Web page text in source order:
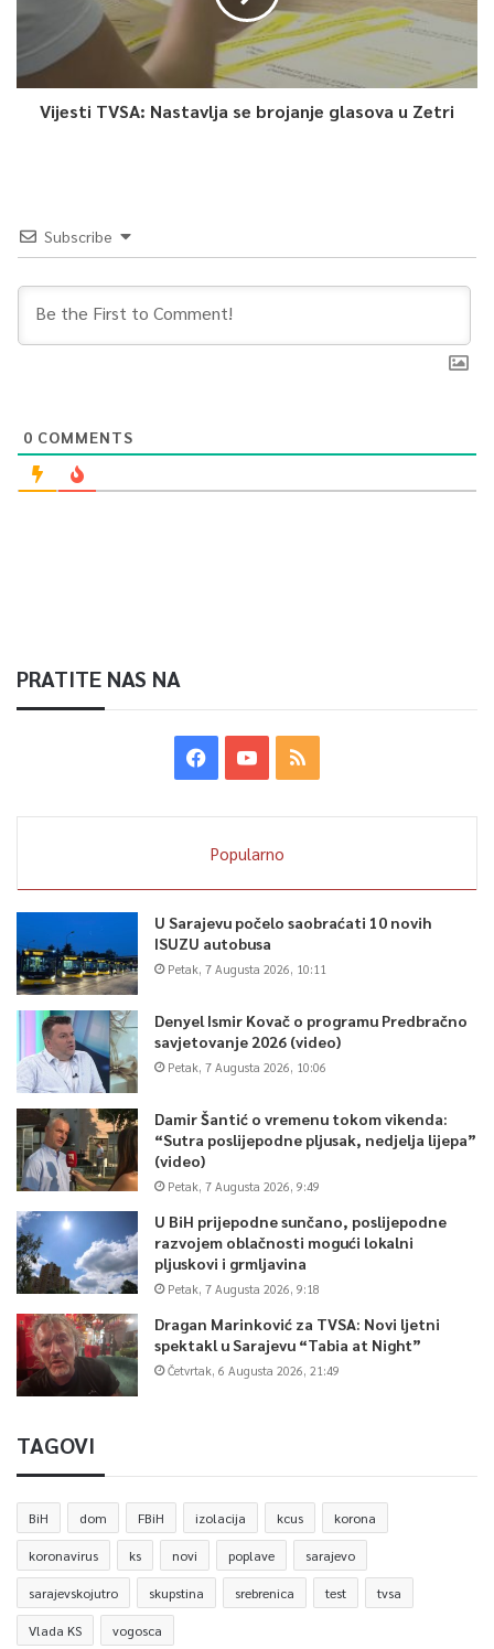
Vijesti TVSA: Nastavlja se brojanje glasova u Zetri
Subscribe
0 COMMENTS
PRATITE NAS NA
Popularno
U Sarajevu počelo saobraćati 10 novih
ISUZU autobusa
Petak, 7 Augusta 2026, 10:11
Denyel Ismir Kovač o programu Predbračno
savjetovanje 2026 (video)
Petak, 7 Augusta 2026, 10:06
Damir Šantić o vremenu tokom vikenda:
“Sutra poslijepodne pljusak, nedjelja lijepa”
(video)
Petak, 7 Augusta 2026, 9:49
U BiH prijepodne sunčano, poslijepodne
razvojem oblačnosti mogući lokalni
pljuskovi i grmljavina
Petak, 7 Augusta 2026, 9:18
Dragan Marinković za TVSA: Novi ljetni
spektakl u Sarajevu “Tabia at Night”
Četvrtak, 6 Augusta 2026, 21:49
TAGOVI
BiH dom FBiH izolacija kcus korona
koronavirus ks novi poplave sarajevo
sarajevskojutro skupstina srebrenica test tvsa
Vlada KS vogosca